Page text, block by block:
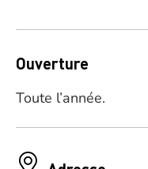
Ouverture
Toute l’année.